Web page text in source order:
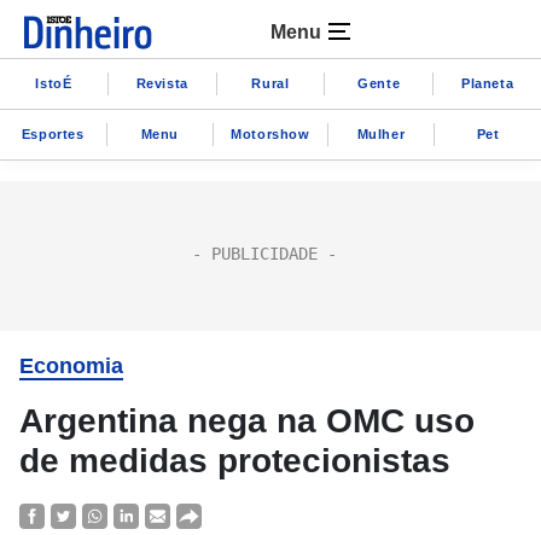
Menu
IstoÉ Revista Rural Gente Planeta
Esportes Menu Motorshow Mulher Pet
Economia
Argentina nega na OMC uso
de medidas protecionistas